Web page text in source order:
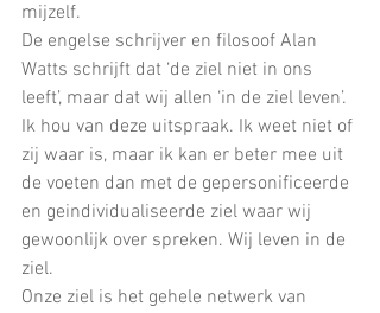
mijzelf.
De engelse schrijver en filosoof Alan
Watts schrijft dat ‘de ziel niet in ons
leeft’, maar dat wij allen ‘in de ziel leven’.
Ik hou van deze uitspraak. Ik weet niet of
zij waar is, maar ik kan er beter mee uit
de voeten dan met de gepersonificeerde
en geindividualiseerde ziel waar wij
gewoonlijk over spreken. Wij leven in de
ziel.
Onze ziel is het gehele netwerk van